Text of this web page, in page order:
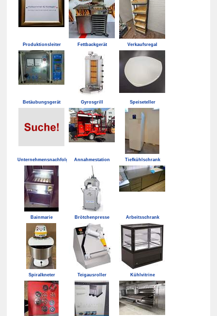
Produktionsleiter Fettbackgerät Verkaufsregal
Betäubungsgerät Gyrosgrill Speiseteller
Unternehmensnachfolge Annahmestation Tiefkühlschrank
Bainmarie Brötchenpresse Arbeitsschrank
Spiralkneter Teigausroller Kühlvitrine